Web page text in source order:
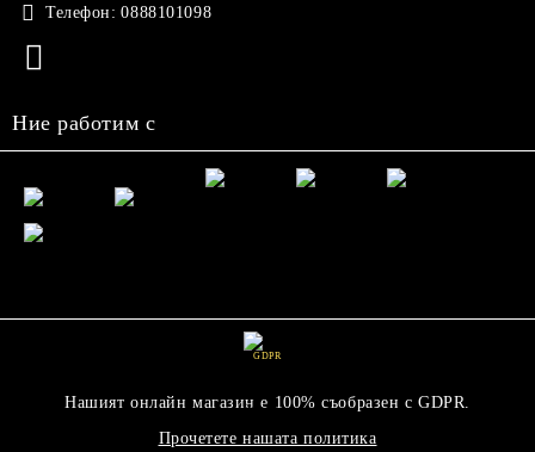
Телефон: 0888101098
Ние работим с
GDPR
Нашият онлайн магазин е 100% съобразен с GDPR.
Прочетете нашата политика